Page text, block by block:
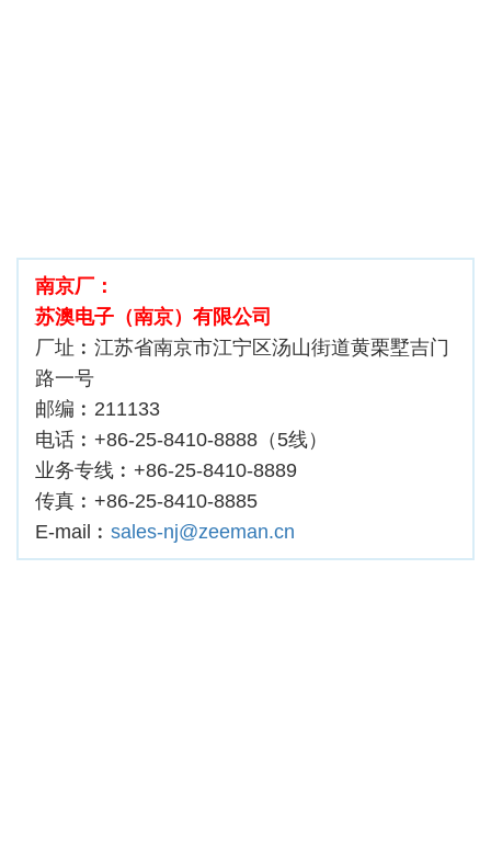
南京厂：
苏澳电子（南京）有限公司
厂址︰江苏省南京市江宁区汤山街道黄栗墅吉门
路一号
邮编︰211133
电话︰+86-25-8410-8888（5线）
业务专线︰+86-25-8410-8889
传真︰+86-25-8410-8885
E-mail︰ sales-nj@zeeman.cn